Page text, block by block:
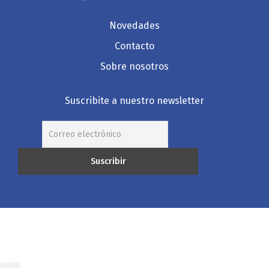
Novedades
Contacto
Sobre nosotros
Suscribite a nuestro newsletter